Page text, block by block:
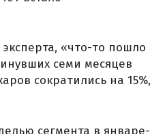
«что-то пошло
семи месяцев
сократились на 15%,
сегмента в январе-